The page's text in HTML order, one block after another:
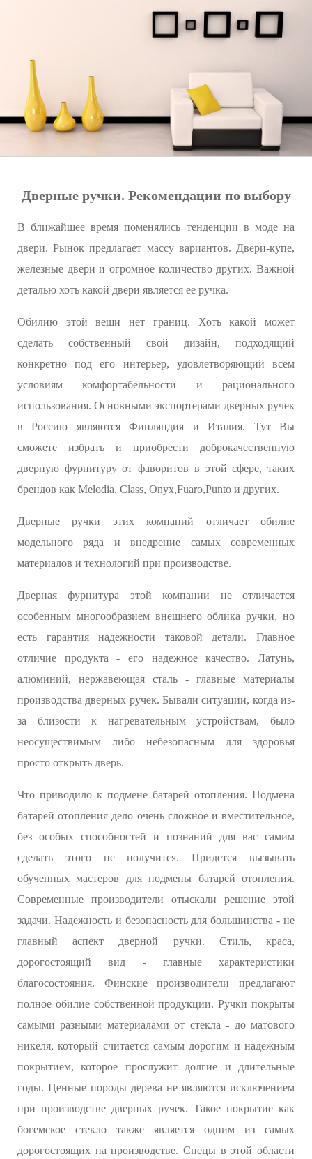
Дверные ручки. Рекомендации по выбору
В ближайшее время поменялись тенденции в моде на
двери. Рынок предлагает массу вариантов. Двери-купе,
железные двери и огромное количество других. Важной
деталью хоть какой двери является ее ручка.
Обилию этой вещи нет границ. Хоть какой может
сделать собственный свой дизайн, подходящий
конкретно под его интерьер, удовлетворяющий всем
условиям комфортабельности и рационального
использования. Основными экспортерами дверных ручек
в Россию являются Финляндия и Италия. Тут Вы
сможете избрать и приобрести доброкачественную
дверную фурнитуру от фаворитов в этой сфере, таких
брендов как Melodia, Class, Onyx,Fuaro,Punto и других.
Дверные ручки этих компаний отличает обилие
модельного ряда и внедрение самых современных
материалов и технологий при производстве.
Дверная фурнитура этой компании не отличается
особенным многообразием внешнего облика ручки, но
есть гарантия надежности таковой детали. Главное
отличие продукта - его надежное качество. Латунь,
алюминий, нержавеющая сталь - главные материалы
производства дверных ручек. Бывали ситуации, когда из-
за близости к нагревательным устройствам, было
неосуществимым либо небезопасным для здоровья
просто открыть дверь.
Что приводило к подмене батарей отопления. Подмена
батарей отопления дело очень сложное и вместительное,
без особых способностей и познаний для вас самим
сделать этого не получится. Придется вызывать
обученных мастеров для подмены батарей отопления.
Современные производители отыскали решение этой
задачи. Надежность и безопасность для большинства - не
главный аспект дверной ручки. Стиль, краса,
дорогостоящий вид - главные характеристики
благосостояния. Финские производители предлагают
полное обилие собственной продукции. Ручки покрыты
самыми разными материалами от стекла - до матового
никеля, который считается самым дорогим и надежным
покрытием, которое прослужит долгие и длительные
годы. Ценные породы дерева не являются исключением
при производстве дверных ручек. Такое покрытие как
богемское стекло также является одним из самых
дорогостоящих на производстве. Спецы в этой области